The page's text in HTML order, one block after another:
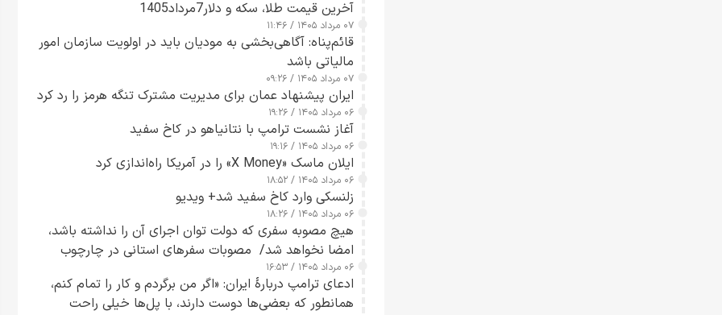
آخرین قیمت طلا، سکه و دلار7مرداد1405
۰۷ مرداد ۱۴۰۵ / ۱۱:۴۶
قائم‌پناه: آگاهی‌بخشی به مودیان باید در اولویت سازمان امور
مالیاتی باشد
۰۷ مرداد ۱۴۰۵ / ۰۹:۲۶
ایران پیشنهاد عمان برای مدیریت مشترک تنگه هرمز را رد کرد
۰۶ مرداد ۱۴۰۵ / ۱۹:۲۶
آغاز نشست ترامپ با نتانیاهو در کاخ سفید
۰۶ مرداد ۱۴۰۵ / ۱۹:۱۶
ایلان ماسک «X Money» را در آمریکا راه‌اندازی کرد
۰۶ مرداد ۱۴۰۵ / ۱۸:۵۲
زلنسکی وارد کاخ سفید شد+ ویدیو
۰۶ مرداد ۱۴۰۵ / ۱۸:۲۶
هیچ مصوبه سفری که دولت توان اجرای آن را نداشته باشد،
امضا نخواهد شد/ مصوبات سفرهای استانی در چارچوب
قانون بودجه است+ عکس
۰۶ مرداد ۱۴۰۵ / ۱۶:۵۳
ادعای ترامپ دربارهٔ ایران: «اگر من برگردم و کار را تمام کنم،
همانطور که بعضی‌ها دوست دارند، با پل‌ها خیلی راحت